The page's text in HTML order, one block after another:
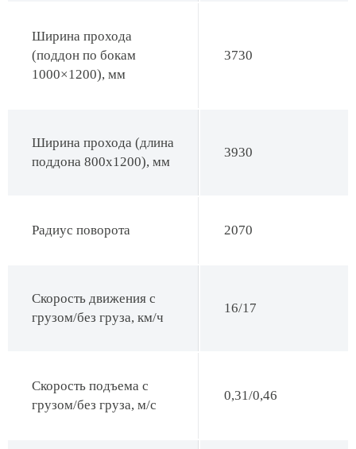
Ширина прохода
(поддон по бокам
1000×1200), мм
3730
Ширина прохода (длина
поддона 800x1200), мм
3930
Радиус поворота 2070
Скорость движения с
грузом/без груза, км/ч
16/17
Скорость подъема с
грузом/без груза, м/с
0,31/0,46